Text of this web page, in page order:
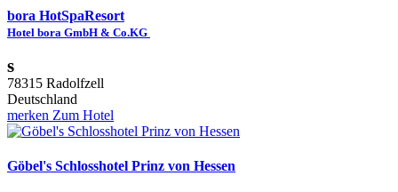
bora HotSpaResort
Hotel bora GmbH & Co.KG
s
78315 Radolfzell
Deutschland
merken Zum Hotel
Göbel's Schlosshotel Prinz von Hessen